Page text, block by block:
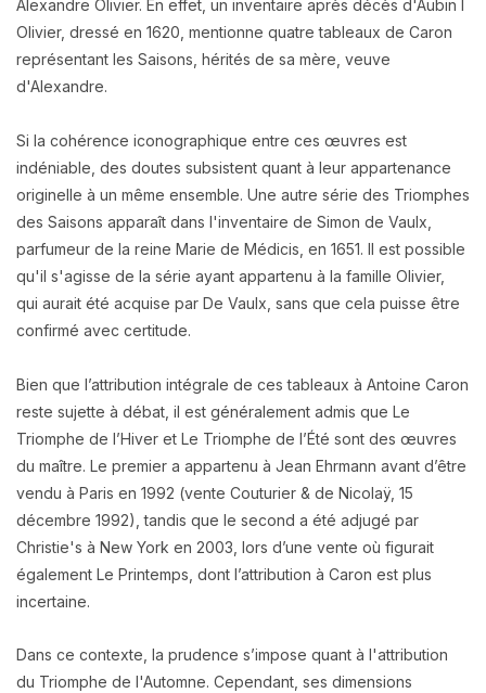
Alexandre Olivier. En effet, un inventaire après décès d'Aubin I
Olivier, dressé en 1620, mentionne quatre tableaux de Caron
représentant les Saisons, hérités de sa mère, veuve
d'Alexandre.
Si la cohérence iconographique entre ces œuvres est
indéniable, des doutes subsistent quant à leur appartenance
originelle à un même ensemble. Une autre série des Triomphes
des Saisons apparaît dans l'inventaire de Simon de Vaulx,
parfumeur de la reine Marie de Médicis, en 1651. Il est possible
qu'il s'agisse de la série ayant appartenu à la famille Olivier,
qui aurait été acquise par De Vaulx, sans que cela puisse être
confirmé avec certitude.
Bien que l’attribution intégrale de ces tableaux à Antoine Caron
reste sujette à débat, il est généralement admis que Le
Triomphe de l’Hiver et Le Triomphe de l’Été sont des œuvres
du maître. Le premier a appartenu à Jean Ehrmann avant d’être
vendu à Paris en 1992 (vente Couturier & de Nicolaÿ, 15
décembre 1992), tandis que le second a été adjugé par
Christie's à New York en 2003, lors d’une vente où figurait
également Le Printemps, dont l’attribution à Caron est plus
incertaine.
Dans ce contexte, la prudence s’impose quant à l'attribution
du Triomphe de l'Automne. Cependant, ses dimensions